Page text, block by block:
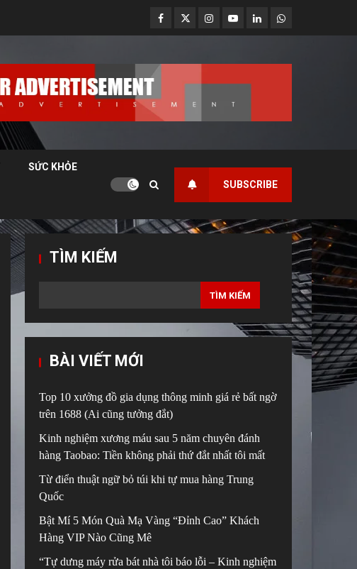
Facebook
TwitterInstagram
YoutubeLinkedinWhatsapp
SỨC KHỎE
SUBSCRIBE
TÌM KIẾM
TÌM KIẾM
BÀI VIẾT MỚI
Top 10 xưởng đồ gia dụng thông minh giá rẻ bất ngờ
trên 1688 (Ai cũng tưởng đắt)
Kinh nghiệm xương máu sau 5 năm chuyên đánh
hàng Taobao: Tiền không phải thứ đắt nhất tôi mất
Từ điển thuật ngữ bỏ túi khi tự mua hàng Trung
Quốc
Bật Mí 5 Món Quà Mạ Vàng “Đỉnh Cao” Khách
Hàng VIP Nào Cũng Mê
“Tự dưng máy rửa bát nhà tôi báo lỗi – Kinh nghiệm